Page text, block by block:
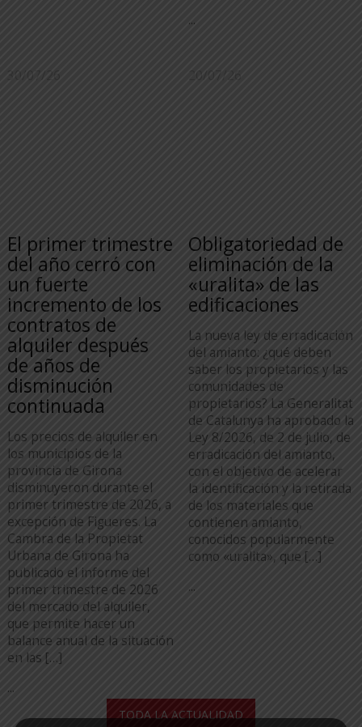
...
30/07/26
El primer trimestre
del año cerró con
un fuerte
incremento de los
contratos de
alquiler después
de años de
disminución
continuada
Los precios de alquiler en
los municipios de la
provincia de Girona
disminuyeron durante el
primer trimestre de 2026, a
excepción de Figueres. La
Cambra de la Propietat
Urbana de Girona ha
publicado el informe del
primer trimestre de 2026
del mercado del alquiler,
que permite hacer un
balance anual de la situación
en las […]
...
20/07/26
Obligatoriedad de
eliminación de la
«uralita» de las
edificaciones
La nueva ley de erradicación
del amianto: ¿qué deben
saber los propietarios y las
comunidades de
propietarios? La Generalitat
de Catalunya ha aprobado la
Ley 8/2026, de 2 de julio, de
erradicación del amianto,
con el objetivo de acelerar
la identificación y la retirada
de los materiales que
contienen amianto,
conocidos popularmente
como «uralita», que […]
...
TODA LA ACTUALIDAD